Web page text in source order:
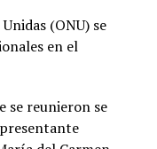
(ONU) se
en el
se reunieron se